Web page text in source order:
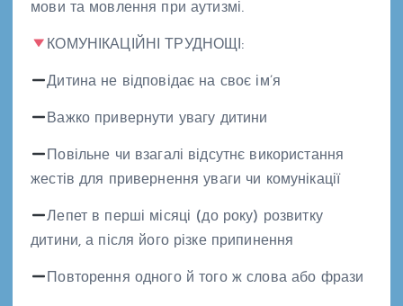
мови та мовлення при аутизмі.
КОМУНІКАЦІЙНІ ТРУДНОЩІ:
Дитина не відповідає на своє ім’я
Важко привернути увагу дитини
Повільне чи взагалі відсутнє використання
жестів для привернення уваги чи комунікації
Лепет в перші місяці (до року) розвитку
дитини, а після його різке припинення
Повторення одного й того ж слова або фрази